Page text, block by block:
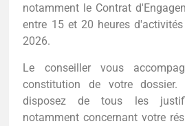
notamment le Contrat
entre 15 et 20 heures
2026.
Le conseiller vous
constitution de votre
disposez de tous les
notamment concernant votre